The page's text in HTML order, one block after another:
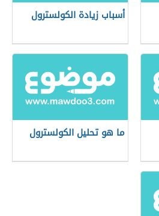
أسباب زيادة الكولسترول
ما هو تحليل الكولسترول